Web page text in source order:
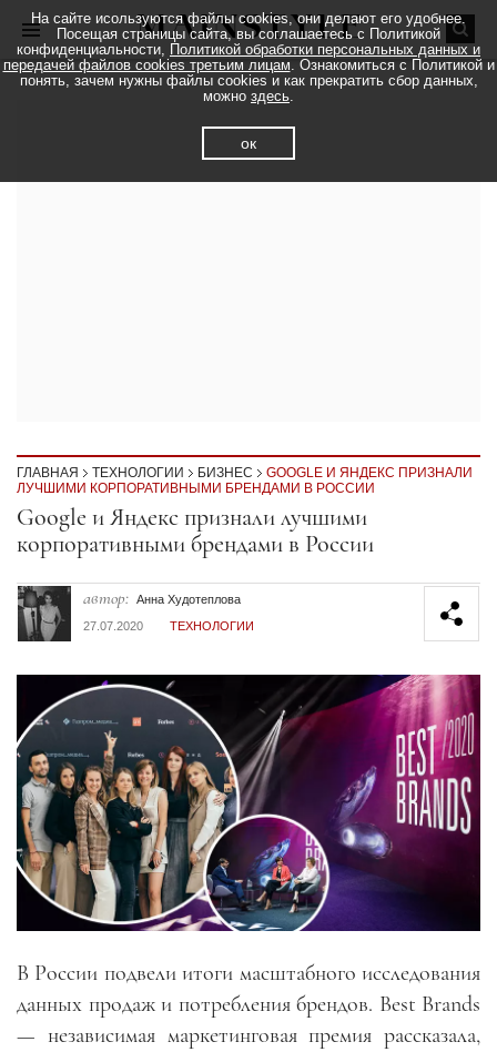
ГЛАВНАЯ ТЕХНОЛОГИИ БИЗНЕС
GOOGLE И ЯНДЕКС ПРИЗНАЛИ
ЛУЧШИМИ КОРПОРАТИВНЫМИ БРЕНДАМИ В РОССИИ
Секция статей
Google и Яндекс признали лучшими
корпоративными брендами в России
автор: Анна Худотеплова
27.07.2020
ТЕХНОЛОГИИ
В России подвели итоги масштабного исследования
данных продаж и потребления брендов. Best Brands
— независимая маркетинговая премия рассказала,
На сайте исользуются файлы cookies, они делают его удобнее.
Посещая страницы сайта, вы соглашаетесь с Политикой
конфиденциальности, Политикой обработки персональных данных и
передачей файлов cookies третьим лицам. Ознакомиться с Политикой и
понять, зачем нужны файлы cookies и как прекратить сбор данных,
можно здесь.
ок